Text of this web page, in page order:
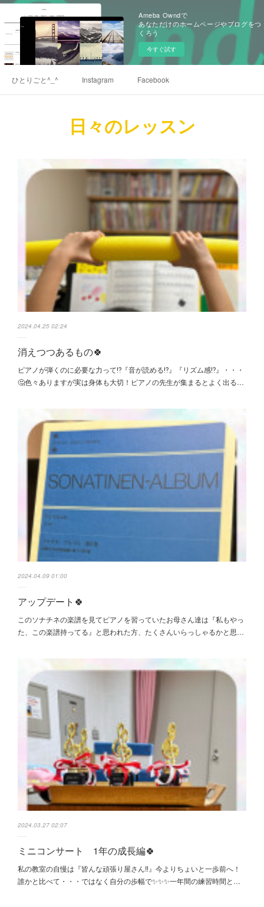
Ameba Owndで
あなただけのホームページやブログをつ
くろう
今すぐ試す
ひとりごと^_^ Instagram Facebook
日々のレッスン
2024.04.25 02:24
消えつつあるもの🍀
ピアノが弾くのに必要な力って⁉️『音が読める⁉︎』『リズム感⁉︎』・・・
🤔色々ありますが実は身体も大切！ピアノの先生が集まるとよく出る…
2024.04.09 01:00
アップデート🍀
このソナチネの楽譜を見てピアノを習っていたお母さん達は『私もやっ
た、この楽譜持ってる』と思われた方、たくさんいらっしゃるかと思…
2024.03.27 02:07
ミニコンサート 1年の成長編🍀
私の教室の自慢は『皆んな頑張り屋さん‼️』今よりちょいと一歩前へ！
誰かと比べて・・・ではなく自分の歩幅で✨✨✨一年間の練習時間と…